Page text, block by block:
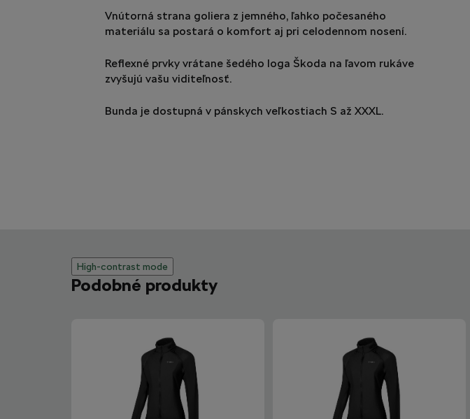
Vnútorná strana goliera z jemného, ľahko počesaného
materiálu sa postará o komfort aj pri celodennom nosení.
Reflexné prvky vrátane šedého loga Škoda na ľavom rukáve
zvyšujú vašu viditeľnosť.
Bunda je dostupná v pánskych veľkostiach S až XXXL.
High-contrast mode
Podobné produkty